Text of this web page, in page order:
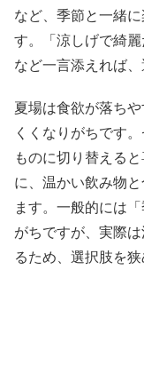
など、季節と一緒
す。「涼しげで綺麗
など一言添えれば
夏場は食欲が落ち
くくなりがちです
ものに切り替える
に、温かい飲み物
ます。一般的には
がちですが、実際
るため、選択肢を